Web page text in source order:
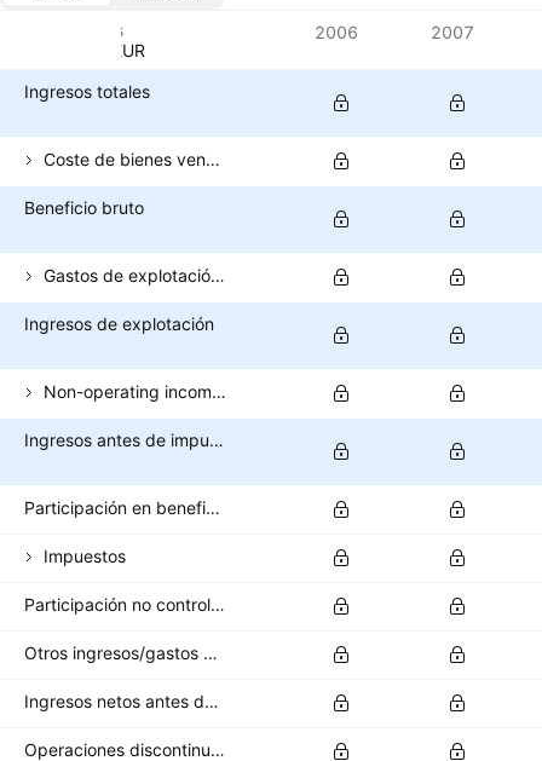
Métricas
Divisa: EUR
2006 2007
Ingresos totales
Coste de bienes vendidos
Beneficio bruto
Gastos de explotación (excluido el coste de los bienes vendidos)
Ingresos de explotación
Non-operating income (total)
Ingresos antes de impuestos
Participación en beneficios
Impuestos
Participación no controladora/interés minoritario
Otros ingresos/gastos después de impuestos
Ingresos netos antes de operaciones interrumpidas
Operaciones discontinuas